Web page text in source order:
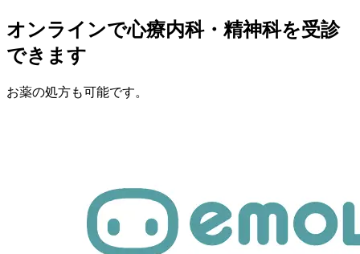
オンラインで心療内科・精神科を受診
できます
お薬の処方も可能です。